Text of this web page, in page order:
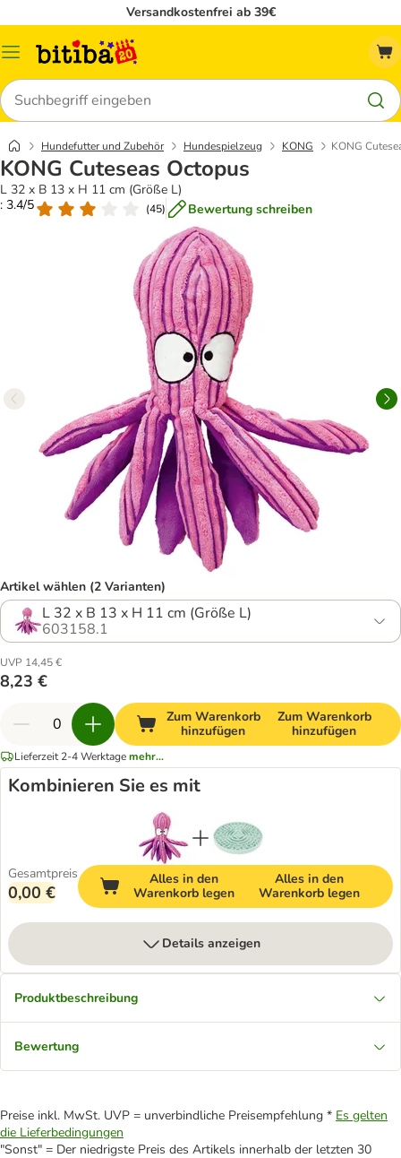
Versandkostenfrei ab 39€
Menü
Suchen
Hundefutter und Zubehör Hundespielzeug KONG KONG
KONG Cuteseas Octopus
L 32 x B 13 x H 11 cm (Größe L)
: 3.4/5
(45) Bewertung schreiben
Artikel wählen (2 Varianten)
L 32 x B 13 x H 11 cm (Größe L)
603158.1
UVP 14,45 €
8,23 €
Zum Warenkorb
hinzufügen
Zum Warenkorb
hinzufügen
Lieferzeit 2-4 Werktagemehr...
Kombinieren Sie es mit
Gesamtpreis
0,00 €
Alles in den
Warenkorb legen
Alles in den
Warenkorb legen
Details anzeigen
Produktbeschreibung
Bewertung
Preise inkl. MwSt. UVP = unverbindliche Preisempfehlung * Es gelten
die Lieferbedingungen
"Sonst" = Der niedrigste Preis des Artikels innerhalb der letzten 30